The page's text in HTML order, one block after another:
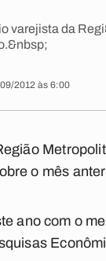
varejista da
2012 às 6:00
o mês
ano com o